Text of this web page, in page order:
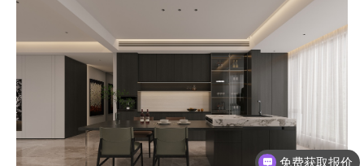
免费获取报价